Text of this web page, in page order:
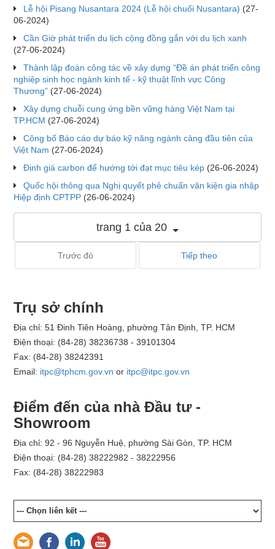
Lễ hội Pisang Nusantara 2024 (Lễ hội chuối Nusantara) (27-
06-2024)
Cần Giờ phát triển du lịch cộng đồng gắn với du lịch xanh
(27-06-2024)
Thành lập đoàn công tác về xây dựng “Đề án phát triển công
nghiệp sinh học ngành kinh tế - kỹ thuật lĩnh vực Công
Thương” (27-06-2024)
Xây dựng chuỗi cung ứng bền vững hàng Việt Nam tại
TP.HCM (27-06-2024)
Công bố Báo cáo dự báo kỹ năng ngành cảng đầu tiên của
Việt Nam (27-06-2024)
Định giá carbon để hướng tới đạt mục tiêu kép (26-06-2024)
Quốc hội thông qua Nghị quyết phê chuẩn văn kiện gia nhập
Hiệp định CPTPP (26-06-2024)
trang 1 của 20
Trước đó Tiếp theo
Trụ sở chính
Địa chỉ: 51 Đinh Tiên Hoàng, phường Tân Định, TP. HCM
Điện thoại: (84-28) 38236738 - 39101304
Fax: (84-28) 38242391
Email: itpc@tphcm.gov.vn or itpc@itpc.gov.vn
Điểm đến của nhà Đầu tư -
Showroom
Địa chỉ: 92 - 96 Nguyễn Huệ, phường Sài Gòn, TP. HCM
Điện thoại: (84-28) 38222982 - 38222956
Fax: (84-28) 38222983